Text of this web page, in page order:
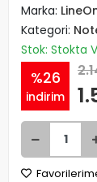
Marka:
Kategori:
Stok: Stokta
%26
indirim